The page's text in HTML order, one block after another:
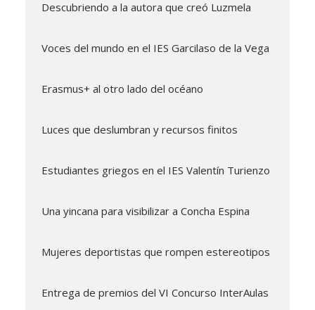
Descubriendo a la autora que creó Luzmela
Voces del mundo en el IES Garcilaso de la Vega
Erasmus+ al otro lado del océano
Luces que deslumbran y recursos finitos
Estudiantes griegos en el IES Valentín Turienzo
Una yincana para visibilizar a Concha Espina
Mujeres deportistas que rompen estereotipos
Entrega de premios del VI Concurso InterAulas